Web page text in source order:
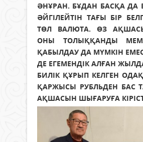
ӘНҰРАН. БҰДАН БАСҚА ДА
ӘЙГІЛЕЙТІН ТАҒЫ БІР
ТӨЛ ВАЛЮТА. ӨЗ
ОНЫ ТОЛЫҚҚАНДЫ
ҚАБЫЛДАУ ДА МҮМКІН
ДЕ ЕГЕМЕНДІК АЛҒАН
БИЛІК ҚҰРЫП КЕЛГЕН
ҚАРЖЫСЫ РУБЛЬДЕН БАС
АҚШАСЫН ШЫҒАРУҒА